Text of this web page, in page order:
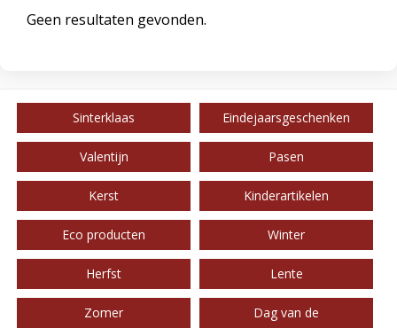
Geen resultaten gevonden.
Sinterklaas Eindejaarsgeschenken
Valentijn Pasen
Kerst Kinderartikelen
Eco producten Winter
Herfst Lente
Zomer Dag van de